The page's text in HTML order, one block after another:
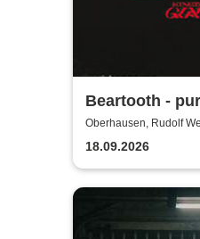
Beartooth -
europe + uk
Oberhausen, Rudolf
18.09.2026